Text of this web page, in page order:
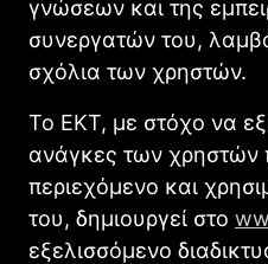
γνώσεων και της
συνεργατών του,
σχόλια των χρηστών.
Το ΕΚΤ, με στόχο να
ανάγκες των χρηστών
περιεχόμενο και
του, δημιουργεί στο
εξελισσόμενο